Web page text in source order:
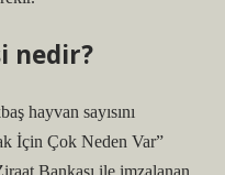
nedir?
hayvan sayısını
İçin Çok Neden Var”
Bankası ile imzalanan